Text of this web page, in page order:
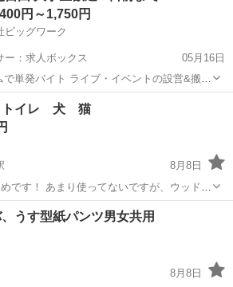
円～1,750円
ビッグワーク
ー：求人ボックス
05月16日
で単発バイト ライブ・イベントの設営&搬入
～または月1～でもOK!自身のライフスタイ
OK!アルバイトデビューさんも歓迎 日払い
トイレ 犬 猫
8月8日
です！ あまり使ってないですが、ウッドデ
解のほどお願いします。 壊れてるところな
どはないですが、甘噛みの後はあります。 定価 7,700円です！
東秋留駅 その他
うす型紙パンツ男女共用
8月8日